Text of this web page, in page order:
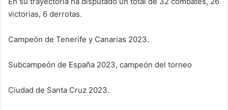
victorias, 6 derrotas.
Campeón de Tenerife y Canarias 2023.
Subcampeón de España 2023, campeón del torneo
Ciudad de Santa Cruz 2023.